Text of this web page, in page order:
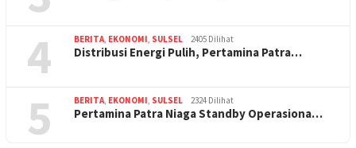
4 BERITA, EKONOMI, SULSEL 2405 Dilihat
Distribusi Energi Pulih, Pertamina Patra…
5 BERITA, EKONOMI, SULSEL 2324 Dilihat
Pertamina Patra Niaga Standby Operasiona…